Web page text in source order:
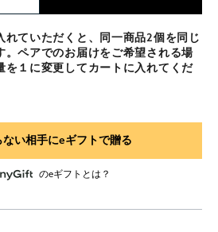
ていただくと、同一商品2個を同じ
。ペアでのお届けをご希望される場
を１に変更してカートに入れてくだ
のeギフトとは？